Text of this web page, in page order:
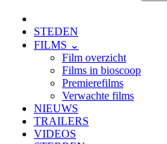
STEDEN
FILMS ⌄
Film overzicht
Films in bioscoop
Premierefilms
Verwachte films
NIEUWS
TRAILERS
VIDEOS